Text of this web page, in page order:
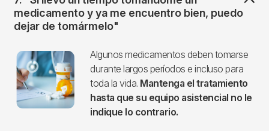
medicamento y ya me encuentro bien, puedo
dejar de tomármelo"
Imagen
Algunos medicamentos deben tomarse
durante largos períodos e incluso para
toda la vida. Mantenga el tratamiento
hasta que su equipo asistencial no le
indique lo contrario.